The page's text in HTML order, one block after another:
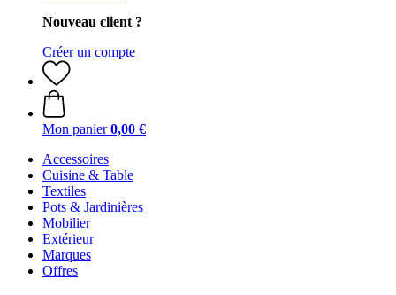
Nouveau client ?
Créer un compte
Mon panier 0,00 €
Accessoires
Cuisine & Table
Textiles
Pots & Jardinières
Mobilier
Extérieur
Marques
Offres